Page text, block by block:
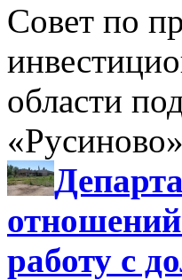
Совет по
области
«Русиново»
работу с